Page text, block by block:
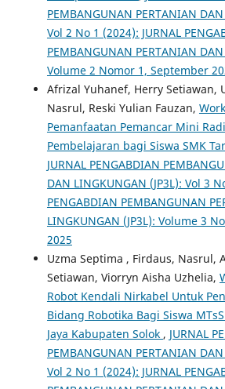
PEMBANGUNAN PERTANIAN
Vol 2 No 1 (2024): JURNAL
PEMBANGUNAN PERTANIAN
Volume 2 Nomor 1, September
Afrizal Yuhanef, Herry Setiawan,
Nasrul, Reski Yulian Fauzan,
Pemanfaatan Pemancar Mini
Pembelajaran bagi Siswa SMK
JURNAL PENGABDIAN
DAN LINGKUNGAN (JP3L): Vol 3
PENGABDIAN PEMBANGUNAN
LINGKUNGAN (JP3L): Volume 3
2025
Uzma Septima , Firdaus, Nasrul,
Setiawan, Viorryn Aisha Uzhelia,
Robot Kendali Nirkabel Untuk
Bidang Robotika Bagi Siswa
Jaya Kabupaten Solok , JURNAL
PEMBANGUNAN PERTANIAN
Vol 2 No 1 (2024): JURNAL